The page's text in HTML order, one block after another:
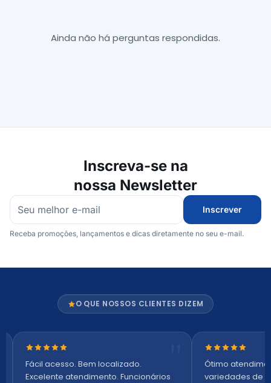
Ainda não há perguntas respondidas.
Inscreva-se na
nossa Newsletter
Inscrever
Receba promoções, lançamentos e dicas diretamente no seu e-mail.
O QUE NOSSOS CLIENTES DIZEM
Nota 5 de 5 estrelas
Fácil acesso. Bem localizado.
Excelente atendimento. Funcionários
Nota 5 de 5
Ótimo
variedades de